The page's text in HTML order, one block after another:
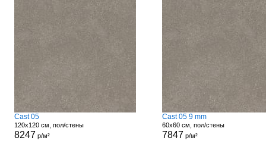
Cast 05
120x120 см, пол/стены
8247 р/м²
Cast 05 9 mm
60x60 см, пол/стены
7847 р/м²